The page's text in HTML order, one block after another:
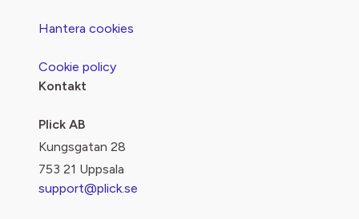
Hantera cookies
Cookie policy
Kontakt
Plick AB
Kungsgatan 28
753 21 Uppsala
support@plick.se